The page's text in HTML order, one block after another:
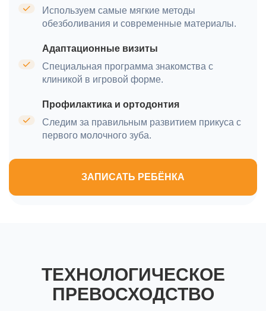
Используем самые мягкие методы
обезболивания и современные материалы.
Адаптационные визиты
Специальная программа знакомства с
клиникой в игровой форме.
Профилактика и ортодонтия
Следим за правильным развитием прикуса с
первого молочного зуба.
ЗАПИСАТЬ РЕБЁНКА
ТЕХНОЛОГИЧЕСКОЕ
ПРЕВОСХОДСТВО